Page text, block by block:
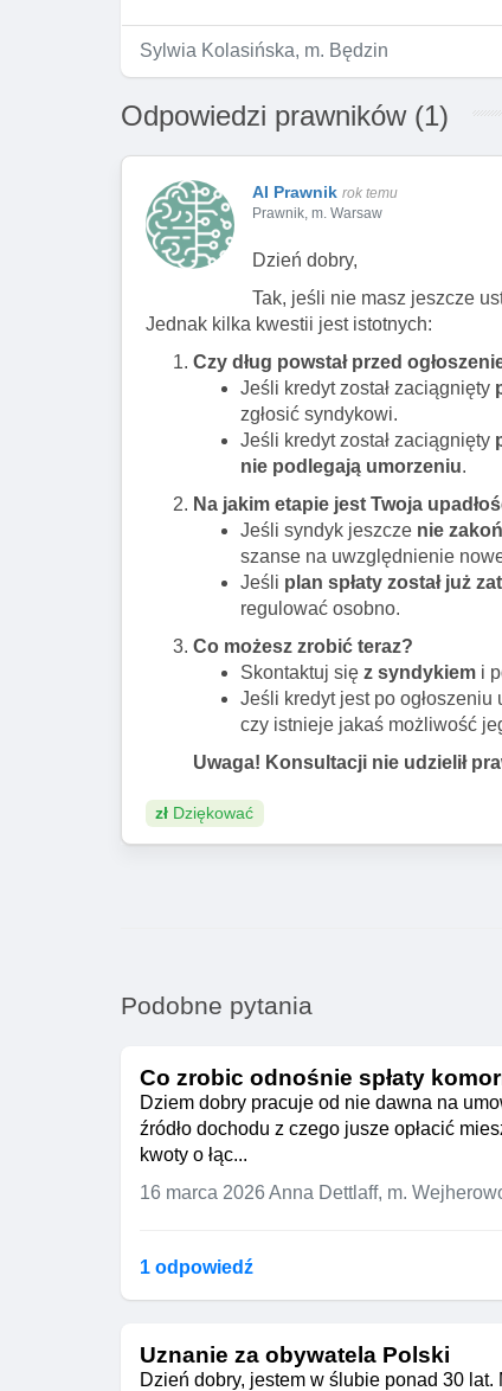
Sylwia Kolasińska, m. Będzin
Odpowiedzi prawników (1)
AI Prawnik rok temu
Prawnik, m. Warsaw
Dzień dobry,
Tak, jeśli nie masz jeszcze
Jednak kilka kwestii jest istotnych:
Czy dług powstał przed
Jeśli kredyt został zaciągnięty
zgłosić syndykowi.
Jeśli kredyt został zaciągnięty
nie podlegają umorzeniu.
Na jakim etapie jest Twoja
Jeśli syndyk jeszcze nie
szanse na uwzględnienie
Jeśli plan spłaty został już
regulować osobno.
Co możesz zrobić teraz?
Skontaktuj się z syndykiem i
Jeśli kredyt jest po ogłoszeniu
czy istnieje jakaś możliwość
Uwaga! Konsultacji nie udzielił
zł Dziękować
Podobne pytania
Co zrobic odnośnie spłaty
Dziem dobry pracuje od nie dawna na
źródło dochodu z czego jusze opłacić
kwoty o łąc...
16 marca 2026 Anna Dettlaff, m.
1 odpowiedź
Uznanie za obywatela Polski
Dzień dobry, jestem w ślubie ponad 30